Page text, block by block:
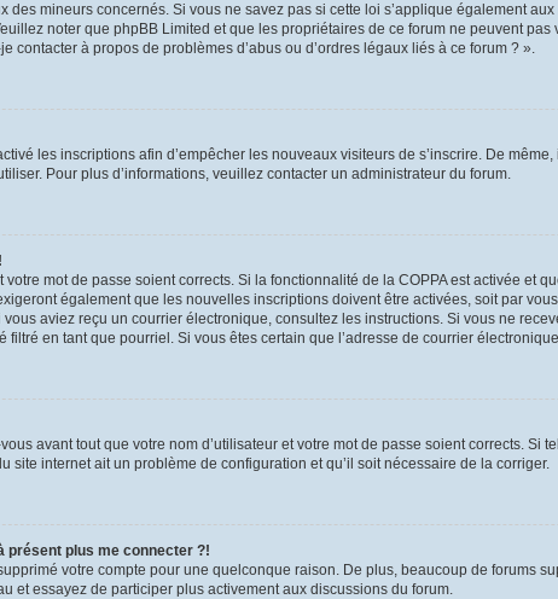
des mineurs concernés. Si vous ne savez pas si cette loi s’applique également
noter que phpBB Limited et que les propriétaires de ce forum ne peuvent
contacter à propos de problèmes d’abus ou d’ordres légaux liés à ce forum ? ».
les inscriptions afin d’empêcher les nouveaux visiteurs de s’inscrire. De
Pour plus d’informations, veuillez contacter un administrateur du forum.
mot de passe soient corrects. Si la fonctionnalité de la COPPA est activée et
également que les nouvelles inscriptions doivent être activées, soit par
aviez reçu un courrier électronique, consultez les instructions. Si vous ne
en tant que pourriel. Si vous êtes certain que l’adresse de courrier
avant tout que votre nom d’utilisateur et votre mot de passe soient corrects.
site internet ait un problème de configuration et qu’il soit nécessaire de la corriger.
présent plus me connecter ?!
votre compte pour une quelconque raison. De plus, beaucoup de
et essayez de participer plus activement aux discussions du forum.